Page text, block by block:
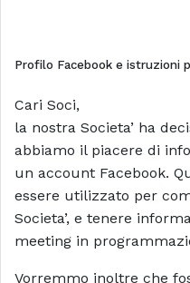
Profilo Facebook e istruzioni
Cari Soci,
la nostra Societa’ ha
abbiamo il piacere di
un account Facebook.
essere utilizzato per
Societa’, e tenere
meeting in
Vorremmo inoltre che